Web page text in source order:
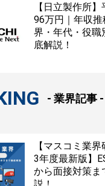
【日立製作所
96万円｜年収推
界・年代・役職
底解説！
- 業界記事 -
【マスコミ業
3年度最新版】
から面接対策ま